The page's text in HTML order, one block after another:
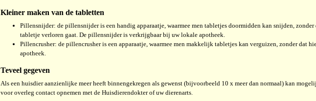
Kleiner maken van de tabletten
Pillensnijder: de pillensnijder is een handig apparaatje, waarmee men tabletjes doormidden kan snijden,
tabletje verloren gaat. De pillensnijder is verkrijgbaar bij uw lokale apotheek.
Pillencrusher: de pillencrusher is een apparaatje, waarmee men makkelijk tabletjes kan verguizen, zonder dat
apotheek.
Teveel gegeven
Als een huisdier aanzienlijke meer heeft binnengekregen als gewenst (bijvoorbeeld 10 x meer dan normaal) kan
voor overleg contact opnemen met de Huisdierendokter of uw dierenarts.